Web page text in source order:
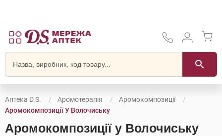
Аптека D.S. Аромотерапія
Аромокомпозиції
Аромокомпозиції У Волочиську
Аромокомпозиції у Волочиську